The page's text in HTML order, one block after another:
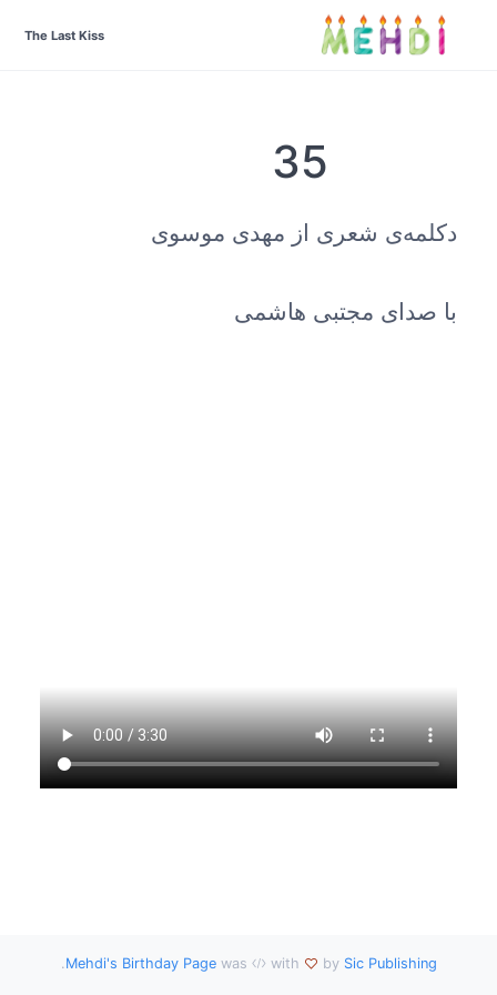
The Last Kiss
35
دکلمه‌ی شعری از مهدی موسوی
با صدای مجتبی هاشمی
Mehdi's Birthday Pagewas with by Sic Publishing
.